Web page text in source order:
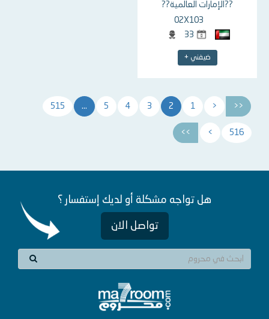
??الإمارات العالمية??
ضيفني +
<<
<
1
2
3
4
5
...
515
516
>
>>
هل تواجه مشكلة أو لديك إستفسار ؟
تواصل الان